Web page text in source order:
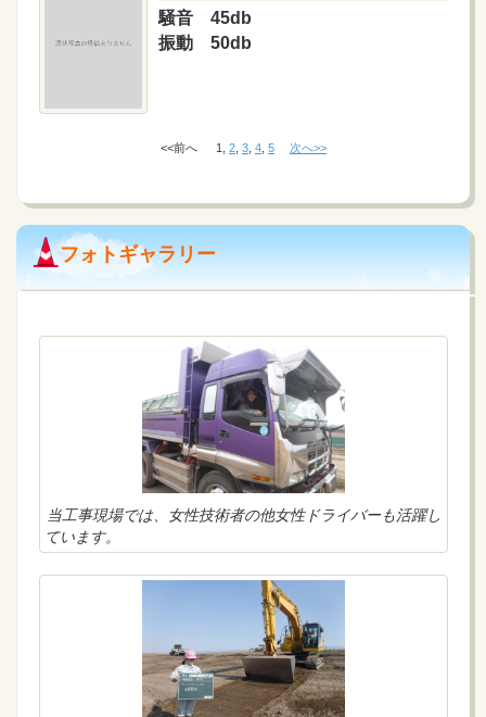
騒音 45db
振動 50db
<<前へ 1 2 3 4 5 次へ>>
フォトギャラリー
当工事現場では、女性技術者の他女性ドライバーも活躍し
ています。